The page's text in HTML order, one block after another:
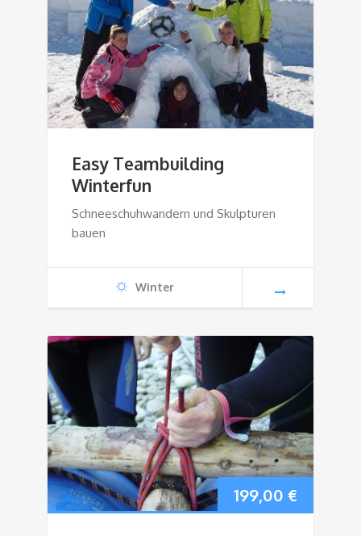
Easy Teambuilding
Winterfun
Schneeschuhwandern und Skulpturen
bauen
Winter
199,00 €